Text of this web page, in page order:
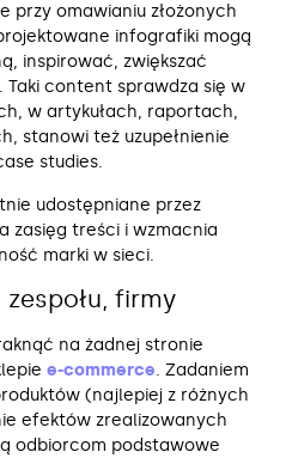
przy omawianiu złożonych
infografiki mogą
inspirować, zwiększać
content sprawdza się w
w artykułach, raportach,
stanowi też uzupełnienie
studies.
udostępniane przez
zasięg treści i wzmacnia
marki w sieci.
firmy
na żadnej stronie
e-commerce. Zadaniem
(najlepiej z różnych
efektów zrealizowanych
odbiorcom podstawowe